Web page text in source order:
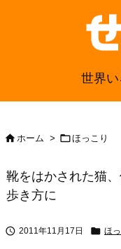
世界
ホーム > ほっこり
靴をはかされた猫
歩き方に
 2011年11月17日  ほ